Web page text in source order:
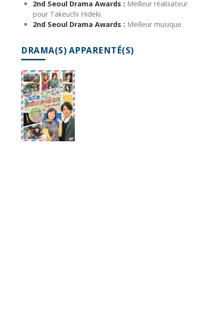
2nd Seoul Drama Awards : Meilleur réalisateur
pour Takeuchi Hideki.
2nd Seoul Drama Awards : Meilleur musique.
DRAMA(S) APPARENTÉ(S)